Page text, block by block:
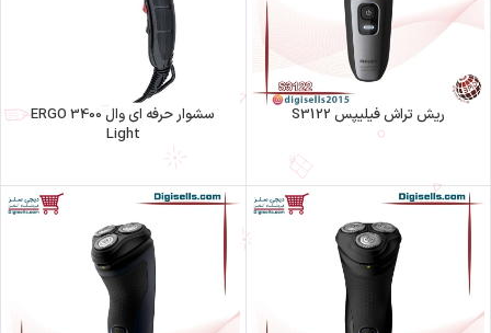
ریش تراش فیلیپس S3122
سشوار حرفه ای وال 3400 ERGO
Light